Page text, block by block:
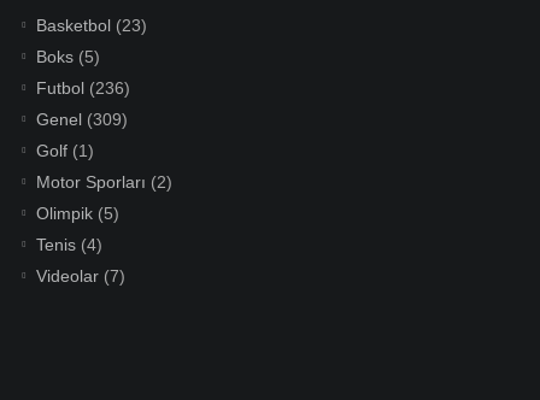
Basketbol(23)
Boks(5)
Futbol(236)
Genel(309)
Golf(1)
Motor Sporları (2)
Olimpik(5)
Tenis(4)
Videolar(7)